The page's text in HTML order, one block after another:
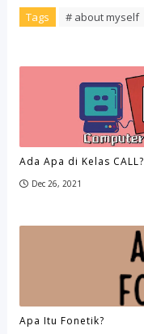
Tags # about myself
Ada Apa di Kelas CALL?
Dec 26, 2021
Apa Itu Fonetik?